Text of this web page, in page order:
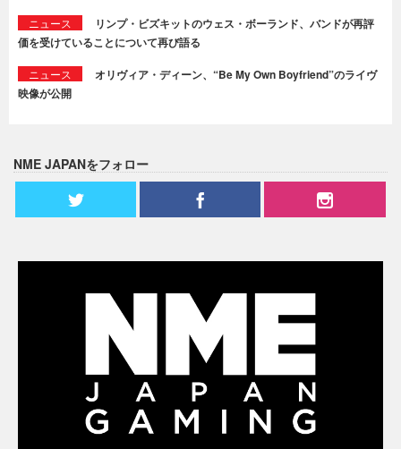
ニュース
リンプ・ビズキットのウェス・ボーランド、バンドが再評
価を受けていることについて再び語る
ニュース
オリヴィア・ディーン、“Be My Own Boyfriend”のライヴ
映像が公開
NME JAPANをフォロー